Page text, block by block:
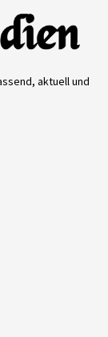
aktuell und